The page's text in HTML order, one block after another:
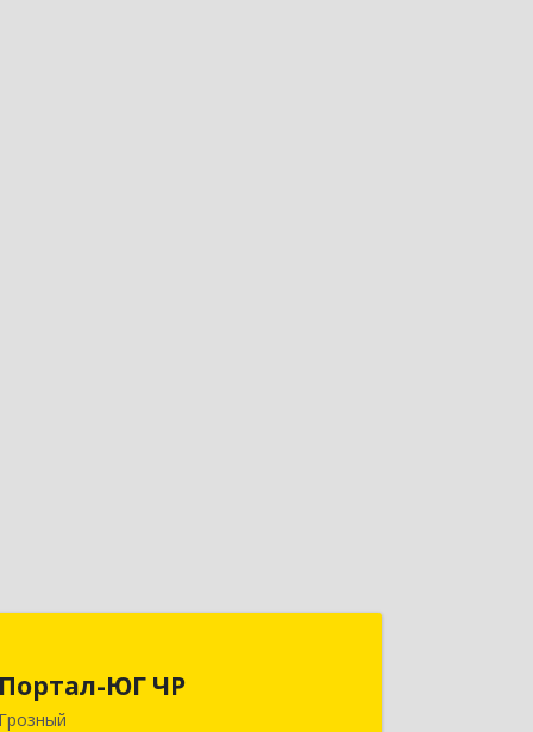
Портал-ЮГ ЧР
Грозный
364906, Чеченская Респ, Грозный г,